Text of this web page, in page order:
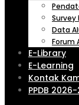
Survey
Data
Forum
E-Library
E-Learning
Kontak
PPDB